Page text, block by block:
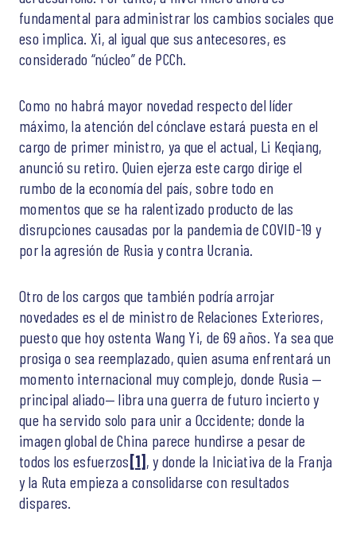
fundamental para administrar los cambios sociales que
eso implica. Xi, al igual que sus antecesores, es
considerado “núcleo” de PCCh.
Como no habrá mayor novedad respecto del líder
máximo, la atención del cónclave estará puesta en el
cargo de primer ministro, ya que el actual, Li Keqiang,
anunció su retiro. Quien ejerza este cargo dirige el
rumbo de la economía del país, sobre todo en
momentos que se ha ralentizado producto de las
disrupciones causadas por la pandemia de COVID-19 y
por la agresión de Rusia y contra Ucrania.
Otro de los cargos que también podría arrojar
novedades es el de ministro de Relaciones Exteriores,
puesto que hoy ostenta Wang Yi, de 69 años. Ya sea que
prosiga o sea reemplazado, quien asuma enfrentará un
momento internacional muy complejo, donde Rusia —
principal aliado— libra una guerra de futuro incierto y
que ha servido solo para unir a Occidente; donde la
imagen global de China parece hundirse a pesar de
todos los esfuerzos [1] , y donde la Iniciativa de la Franja
y la Ruta empieza a consolidarse con resultados
dispares.